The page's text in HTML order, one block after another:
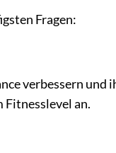
Fragen:
verbessern
Fitnesslevel an.